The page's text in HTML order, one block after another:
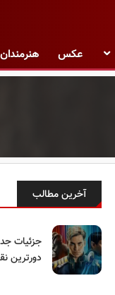
عکس هنرمندان
آخرین مطالب
جزئیات
دورترین